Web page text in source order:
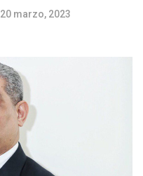
20 marzo, 2023